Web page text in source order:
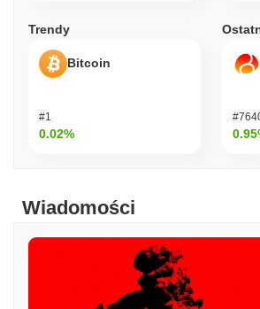
Trendy
Bitcoin
#1
0.02%
Wiadomości